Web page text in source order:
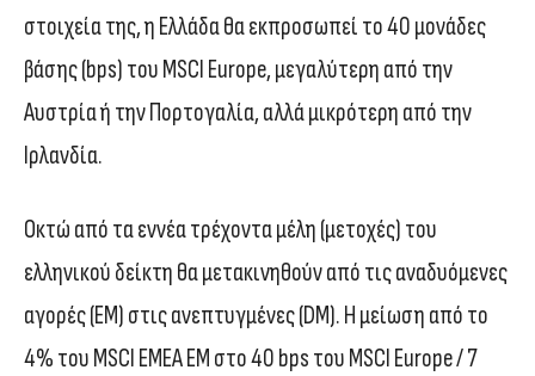
στοιχεία της, η Ελλάδα θα εκπροσωπεί το 40 μονάδες
βάσης (bps) του MSCI Europe, μεγαλύτερη από την
Αυστρία ή την Πορτογαλία, αλλά μικρότερη από την
Ιρλανδία.
Οκτώ από τα εννέα τρέχοντα μέλη (μετοχές) του
ελληνικού δείκτη θα μετακινηθούν από τις αναδυόμενες
αγορές (EM) στις ανεπτυγμένες (DM). Η μείωση από το
4% του MSCI EMEA EM στο 40 bps του MSCI Europe / 7